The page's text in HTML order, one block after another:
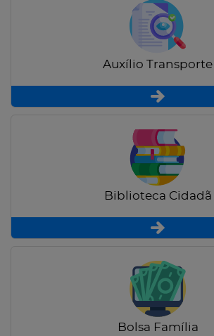
Auxílio Transporte
Biblioteca Cidadã
Bolsa Família